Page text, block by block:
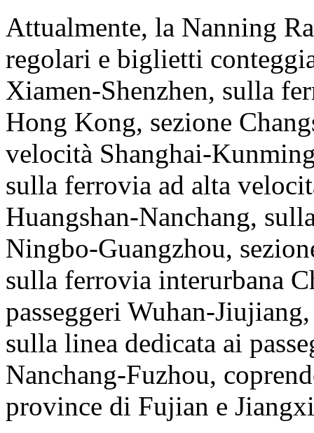
Attualmente, la Nanning
regolari e biglietti
Xiamen-Shenzhen, sulla
Hong Kong, sezione
velocità Shanghai-
sulla ferrovia ad alta
Huangshan-Nanchang,
Ningbo-Guangzhou,
sulla ferrovia interurbana
passeggeri Wuhan-
sulla linea dedicata ai
Nanchang-Fuzhou,
province di Fujian e